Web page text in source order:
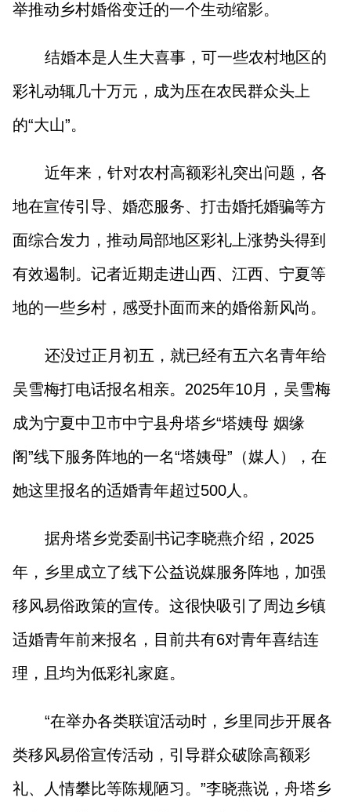
举推动乡村婚俗变迁的一个生动缩影。
结婚本是人生大喜事，可一些农村地区的
彩礼动辄几十万元，成为压在农民群众头上
的“大山”。
近年来，针对农村高额彩礼突出问题，各
地在宣传引导、婚恋服务、打击婚托婚骗等方
面综合发力，推动局部地区彩礼上涨势头得到
有效遏制。记者近期走进山西、江西、宁夏等
地的一些乡村，感受扑面而来的婚俗新风尚。
还没过正月初五，就已经有五六名青年给
吴雪梅打电话报名相亲。2025年10月，吴雪梅
成为宁夏中卫市中宁县舟塔乡“塔姨母 姻缘
阁”线下服务阵地的一名“塔姨母”（媒人），在
她这里报名的适婚青年超过500人。
据舟塔乡党委副书记李晓燕介绍，2025
年，乡里成立了线下公益说媒服务阵地，加强
移风易俗政策的宣传。这很快吸引了周边乡镇
适婚青年前来报名，目前共有6对青年喜结连
理，且均为低彩礼家庭。
“在举办各类联谊活动时，乡里同步开展各
类移风易俗宣传活动，引导群众破除高额彩
礼、人情攀比等陈规陋习。”李晓燕说，舟塔乡